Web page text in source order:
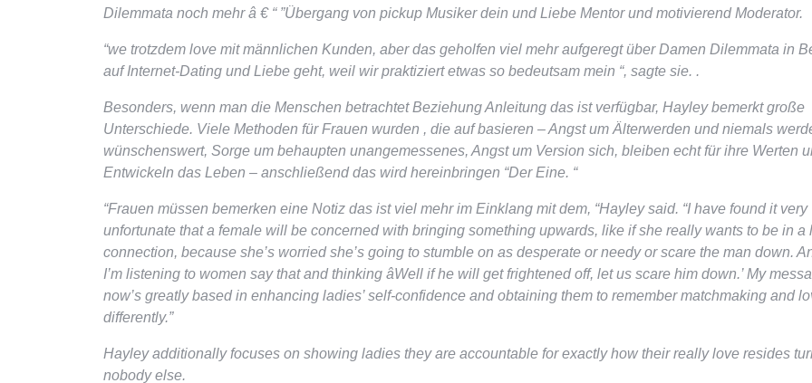
Dilemmata noch mehr â € “ ”Übergang von pickup Musiker dein und Liebe Mentor und motivierend Moderator.
“we trotzdem love mit männlichen Kunden, aber das geholfen viel mehr aufgeregt über Damen Dilemmata in
auf Internet-Dating und Liebe geht, weil wir praktiziert etwas so bedeutsam mein “, sagte sie. .
Besonders, wenn man die Menschen betrachtet Beziehung Anleitung das ist verfügbar, Hayley bemerkt große
Unterschiede. Viele Methoden für Frauen wurden , die auf basieren – Angst um Älterwerden und niemals
wünschenswert, Sorge um behaupten unangemessenes, Angst um Version sich, bleiben echt für ihre Werten
Entwickeln das Leben – anschließend das wird hereinbringen “Der Eine. “
“Frauen müssen bemerken eine Notiz das ist viel mehr im Einklang mit dem, “Hayley said. “I have found it very
unfortunate that a female will be concerned with bringing something upwards, like if she really wants to be in a
connection, because she’s worried she’s going to stumble on as desperate or needy or scare the man down.
I’m listening to women say that and thinking âWell if he will get frightened off, let us scare him down.’ My
now’s greatly based in enhancing ladies’ self-confidence and obtaining them to remember matchmaking and
differently.”
Hayley additionally focuses on showing ladies they are accountable for exactly how their really love resides turn
nobody else.